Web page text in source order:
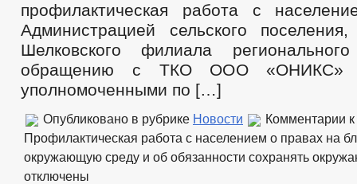
профилактическая работа с
Администрацией сельского поселения,
Шелковского филиала
обращению с ТКО ООО «ОНИКС» и
уполномоченными по […]
Опубликовано в рубрике Новости Комментарии
Профилактическая работа с населением о правах на
окружающую среду и об обязанности сохранять
отключены